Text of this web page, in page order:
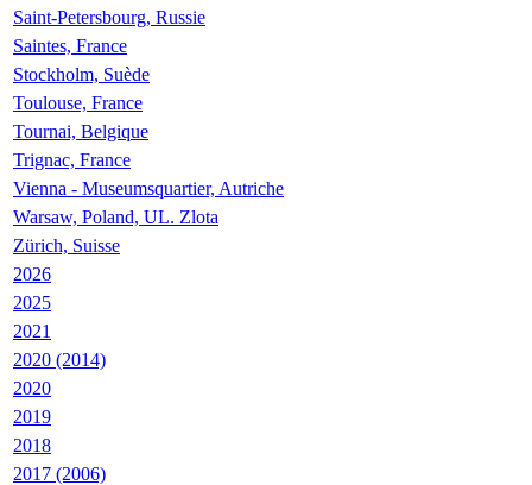
Saint-Petersbourg, Russie
Saintes, France
Stockholm, Suède
Toulouse, France
Tournai, Belgique
Trignac, France
Vienna - Museumsquartier, Autriche
Warsaw, Poland, UL. Zlota
Zürich, Suisse
2026
2025
2021
2020 (2014)
2020
2019
2018
2017 (2006)